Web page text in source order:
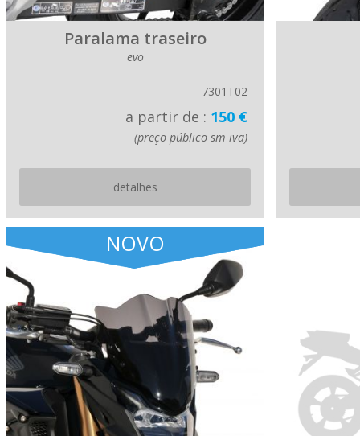
Paralama traseiro
evo
7301T02
a partir de : 150 €
(preço público sm iva)
detalhes
NOVO